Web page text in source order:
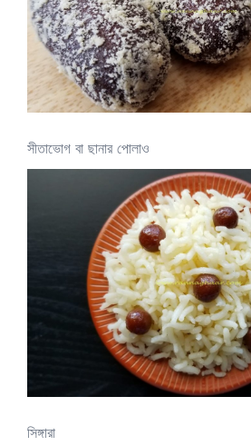
সীতাভোগ বা ছানার পোলাও
সিঙ্গারা